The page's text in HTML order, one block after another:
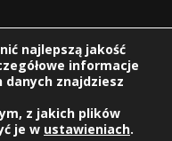
na:
najlepszą jakość
informacje
znajdziesz
z jakich plików
je w ustawieniach.